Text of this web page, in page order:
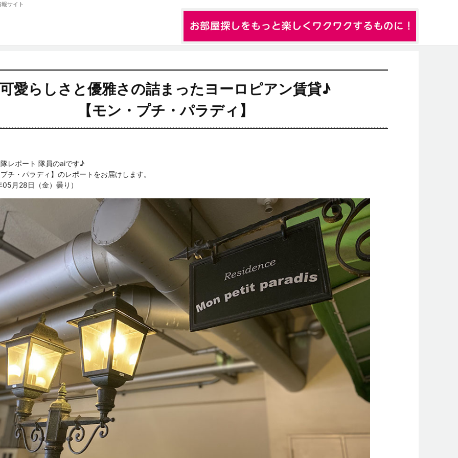
サイト
可愛らしさと優雅さの詰まったヨーロピアン賃貸♪
【モン・プチ・パラディ 】
レポート 隊員のaiです♪
チ・パラディ 】のレポートをお届けします。
月28日（金）曇り）